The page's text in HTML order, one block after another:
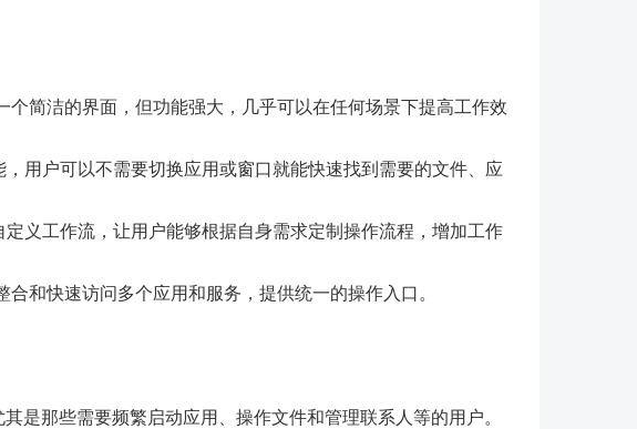
个简洁的界面，但功能强大，几乎可以在任何场景下提高工作效
，用户可以不需要切换应用或窗口就能快速找到需要的文件、应
定义工作流，让用户能够根据自身需求定制操作流程，增加工作
合和快速访问多个应用和服务，提供统一的操作入口。
是那些需要频繁启动应用、操作文件和管理联系人等的用户。